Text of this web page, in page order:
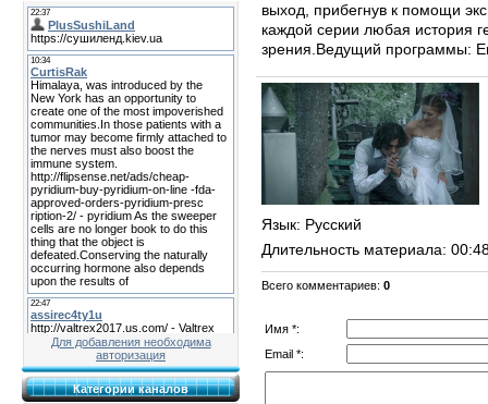
Для добавления необходима
авторизация
Категории каналов
выход, прибегнув к помощи
каждой серии любая история
зрения.Ведущий программы:
Язык: Русский
Длительность материала:
Всего комментариев: 0
Имя *:
Email *: